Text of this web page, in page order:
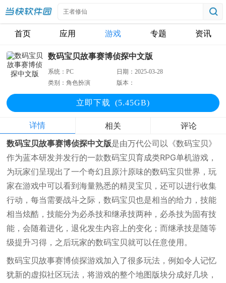
首页 应用 游戏 专题 资讯
数码宝贝故事赛博侦探中文版
系统：PC 日期：2025-03-28
类别：角色扮演 版本：
立即下载 (5.45GB)
详情 相关 评论
数码宝贝故事赛博侦探中文版是由万代公司以《数码宝贝》
作为蓝本研发并发行的一款数码宝贝育成类RPG单机游戏，
为玩家们呈现出了一个奇幻且原汁原味的数码宝贝世界，玩
家在游戏中可以看到海量熟悉的精灵宝贝，还可以进行收集
行动，每当需要战斗之际，数码宝贝也是相当的给力，技能
相当炫酷，技能分为必杀技和继承技两种，必杀技为固有技
能，会随着进化，退化发生内容上的变化；而继承技是随等
级提升习得，之后玩家的数码宝贝就可以任意使用。
数码宝贝故事赛博侦探游戏加入了很多玩法，例如令人记忆
犹新的虚拟社区玩法，将游戏的整个地图版块分成好几块，